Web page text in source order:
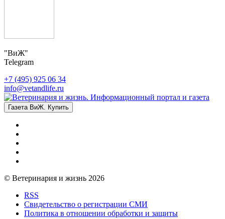
"ВиЖ"
Telegram
+7 (495) 925 06 34
info@vetandlife.ru
Газета ВиЖ. Купить
© Ветеринария и жизнь 2026
RSS
Свидетельство о регистрации СМИ
Политика в отношении обработки и защиты